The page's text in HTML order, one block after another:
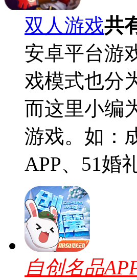
双人游戏共
安卓平台游
戏模式也分
而这里小编
游戏。如：
APP、51婚
自创名品